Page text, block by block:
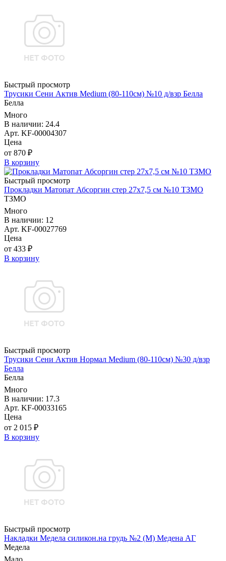
Быстрый просмотр
Трусики Сени Актив Medium (80-110см) №10 д/взр Белла
Белла
Много
В наличии: 24.4
Арт. KF-00004307
Цена
от 870 ₽
В корзину
Быстрый просмотр
Прокладки Матопат Абсоргин стер 27х7,5 см №10 ТЗМО
ТЗМО
Много
В наличии: 12
Арт. KF-00027769
Цена
от 433 ₽
В корзину
Быстрый просмотр
Трусики Сени Актив Нормал Medium (80-110см) №30 д/взр
Белла
Белла
Много
В наличии: 17.3
Арт. KF-00033165
Цена
от 2 015 ₽
В корзину
Быстрый просмотр
Накладки Медела силикон.на грудь №2 (М) Медена АГ
Медела